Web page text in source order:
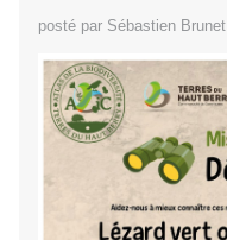
posté par Sébastien Brunet